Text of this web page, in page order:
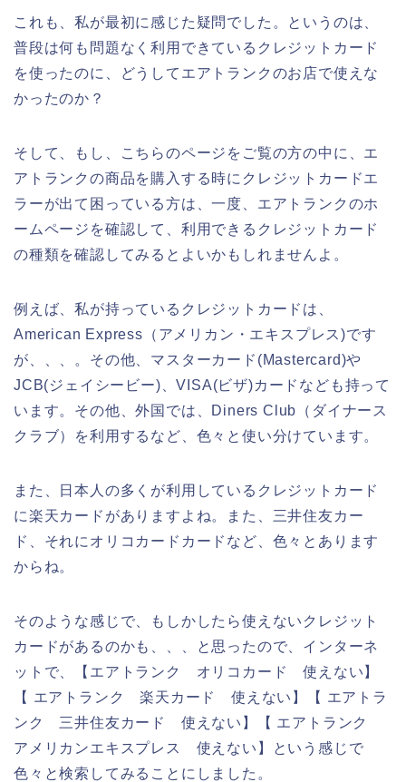
これも、私が最初に感じた疑問でした。というのは、
普段は何も問題なく利用できているクレジットカード
を使ったのに、どうしてエアトランクのお店で使えな
かったのか？
そして、もし、こちらのページをご覧の方の中に、エ
アトランクの商品を購入する時にクレジットカードエ
ラーが出て困っている方は、一度、エアトランクのホ
ームページを確認して、利用できるクレジットカード
の種類を確認してみるとよいかもしれませんよ。
例えば、私が持っているクレジットカードは、
American Express（アメリカン・エキスプレス)です
が、、、。その他、マスターカード(Mastercard)や
JCB(ジェイシービー)、VISA(ビザ)カードなども持って
います。その他、外国では、Diners Club（ダイナース
クラブ）を利用するなど、色々と使い分けています。
また、日本人の多くが利用しているクレジットカード
に楽天カードがありますよね。また、三井住友カー
ド、それにオリコカードカードなど、色々とあります
からね。
そのような感じで、もしかしたら使えないクレジット
カードがあるのかも、、、と思ったので、インターネ
ットで、【エアトランク オリコカード 使えない】
【 エアトランク 楽天カード 使えない】【 エアトラ
ンク 三井住友カード 使えない】【 エアトランク
アメリカンエキスプレス 使えない】という感じで
色々と検索してみることにしました。